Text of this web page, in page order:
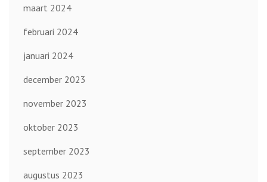
maart 2024
februari 2024
januari 2024
december 2023
november 2023
oktober 2023
september 2023
augustus 2023